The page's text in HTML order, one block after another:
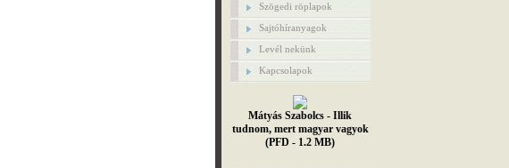
Szögedi röplapok
Sajtóhíranyagok
Levél nekünk
Kapcsolapok
Mátyás Szabolcs - Illik
tudnom, mert magyar vagyok
(PFD - 1.2 MB)